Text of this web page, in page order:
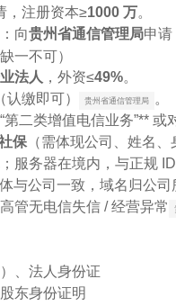
，注册资本≥1000 万。
：向贵州省通信管理局申请
一不可）
法人 ，外资≤49%。
（认缴即可） 贵州省通信管理局
。
第二类增值电信业务”** 或
保 （需体现公司、姓名、
服务器在境内，与正规
与公司一致，域名归公司
管无电信失信 / 经营异常
、法人身份证
东身份证明